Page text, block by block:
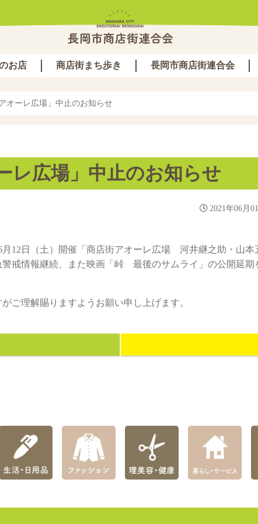
お店 商店街まち歩き 長岡市商店街連合会
オーレ広場」中止のお知らせ
レ広場」中止のお知らせ
2021年06月
月12日（土）開催「商店街アオーレ広場 河井継之助・山本
戒情報継続、また映画「峠 最後のサムライ」の公開延期
ご理解賜りますようお願い申し上げます。